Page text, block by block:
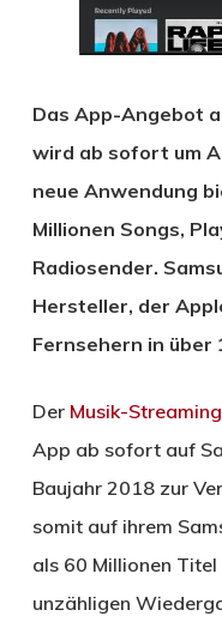
Das App-Angebot
wird ab sofort um
neue Anwendung
Millionen Songs,
Radiosender.
Hersteller, der
Fernsehern in über
Der Musik-
App ab sofort auf
Baujahr 2018 zur
somit auf ihrem
als 60 Millionen
unzähligen